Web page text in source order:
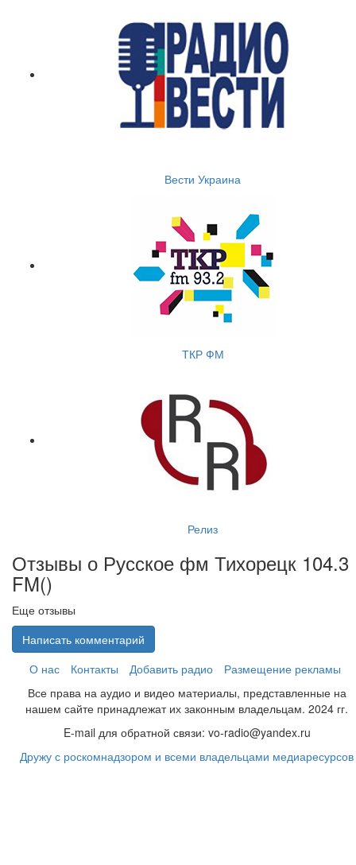
Вести Украина
ТКР ФМ
Релиз
Отзывы о Русское фм Тихорецк 104.3
FM()
Еще отзывы
Написать комментарий
О нас
Контакты Добавить радио
Размещение рекламы
Все права на аудио и видео материалы, представленные на
нашем сайте принадлежат их законным владельцам. 2024 гг.
E-mail для обратной связи: vo-radio@yandex.ru
Дружу с роскомнадзором и всеми владельцами медиаресурсов